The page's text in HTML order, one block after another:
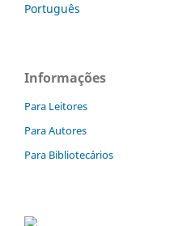
Português
Informações
Para Leitores
Para Autores
Para Bibliotecários